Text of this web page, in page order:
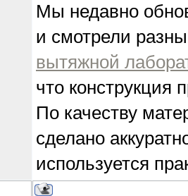
Мы недавно
и смотрели
вытяжной
что конструкция
По качеству
сделано
используется